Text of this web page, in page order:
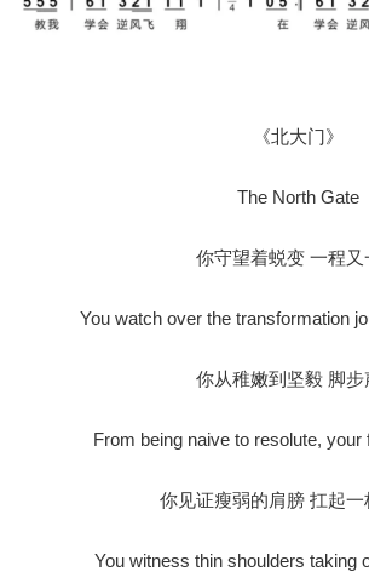
《北大门》
The North Gate
你守望着蜕变 一程又
You watch over the transformation
你从稚嫩到坚毅 脚步
From being naive to resolute, your
你见证瘦弱的肩膀 扛起一
You witness thin shoulders taking